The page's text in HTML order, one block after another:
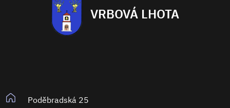
VRBOVÁ LHOTA
Poděbradská 25